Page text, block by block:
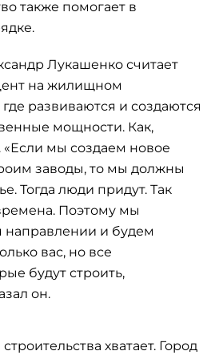
также помогает в
Лукашенко считает
на жилищном
развиваются и создаются
мощности. Как,
мы создаем новое
заводы, то мы должны
Тогда люди придут. Так
Поэтому мы
направлении и будем
вас, но все
будут строить,
он.
хватает. Город